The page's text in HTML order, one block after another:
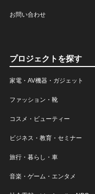
お問い合わせ
プロジェクトを探す
家電・AV機器・ガジェット
ファッション・靴
コスメ・ビューティー
ビジネス・教育・セミナー
旅行・暮らし・車
音楽・ゲーム・エンタメ